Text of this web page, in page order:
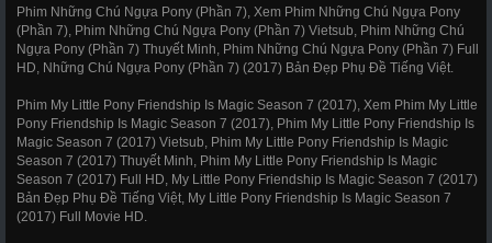
Phim Những Chú Ngựa Pony (Phần 7), Xem Phim Những Chú Ngựa Pony
(Phần 7), Phim Những Chú Ngựa Pony (Phần 7) Vietsub, Phim Những Chú
Ngựa Pony (Phần 7) Thuyết Minh, Phim Những Chú Ngựa Pony (Phần 7) Full
HD, Những Chú Ngựa Pony (Phần 7) (2017) Bản Đẹp Phụ Đề Tiếng Việt.
Phim My Little Pony Friendship Is Magic Season 7 (2017), Xem Phim My Little
Pony Friendship Is Magic Season 7 (2017), Phim My Little Pony Friendship Is
Magic Season 7 (2017) Vietsub, Phim My Little Pony Friendship Is Magic
Season 7 (2017) Thuyết Minh, Phim My Little Pony Friendship Is Magic
Season 7 (2017) Full HD, My Little Pony Friendship Is Magic Season 7 (2017)
Bản Đẹp Phụ Đề Tiếng Việt, My Little Pony Friendship Is Magic Season 7
(2017) Full Movie HD.